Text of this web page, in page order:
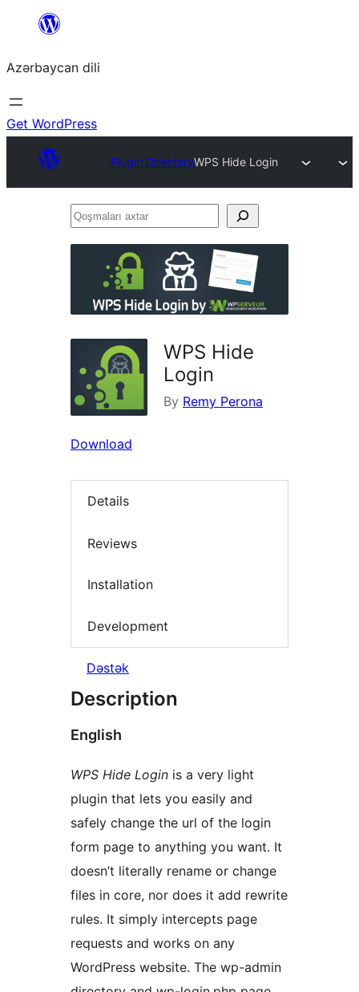
content
Azərbaycan dili
Get WordPress
Plugin DirectoryWPS Hide Login
Qoşmaları
WPS Hide
Login
By Remy Perona
Download
Details
Reviews
Installation
Development
Dəstək
Description
English
WPS Hide Login is a very light
plugin that lets you easily and
safely change the url of the login
form page to anything you want. It
doesn’t literally rename or change
files in core, nor does it add rewrite
rules. It simply intercepts page
requests and works on any
WordPress website. The wp-admin